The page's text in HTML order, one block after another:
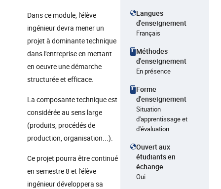
Dans ce module, l'élève
ingénieur devra mener un
projet à dominante technique
dans l'entreprise en mettant
en oeuvre une démarche
structurée et efficace.
La composante technique est
considérée au sens large
(produits, procédés de
production, organisation...).
Ce projet pourra être continué
en semestre 8 et l'élève
ingénieur développera sa
Langues
d'enseignement
Français
Méthodes
d'enseignement
En présence
Forme
d'enseignement
Situation
d'apprentissage et
d'évaluation
Ouvert aux
étudiants en
échange
Oui